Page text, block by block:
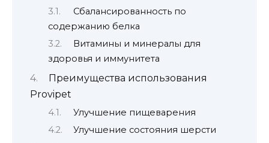
Сбалансированность по
содержанию белка
Витамины и минералы для
здоровья и иммунитета
Преимущества использования
Provipet
Улучшение пищеварения
Улучшение состояния шерсти